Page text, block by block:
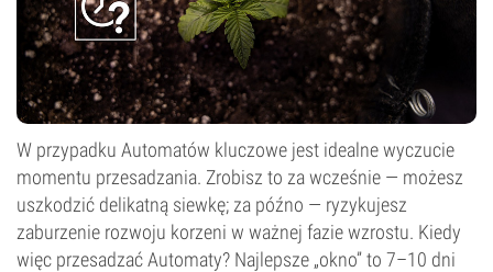
W przypadku Automatów kluczowe jest idealne wyczucie
momentu przesadzania. Zrobisz to za wcześnie — możesz
uszkodzić delikatną siewkę; za późno — ryzykujesz
zaburzenie rozwoju korzeni w ważnej fazie wzrostu. Kiedy
więc przesadzać Automaty? Najlepsze „okno” to 7–10 dni